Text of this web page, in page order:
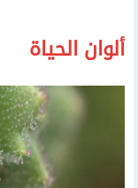
ألوان الحياة